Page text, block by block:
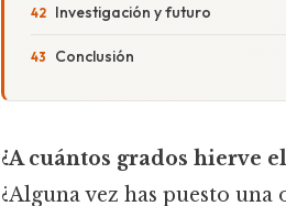
Investigación y futuro
Conclusión
¿A cuántos grados hierve
¿Alguna vez has puesto